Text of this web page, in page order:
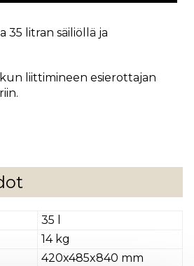
35 litran säiliöllä ja
liittimineen esierottajan
35 l
14 kg
420x485x840 mm